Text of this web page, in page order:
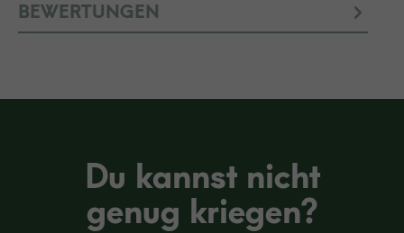
BEWERTUNGEN
Du kannst nicht
genug kriegen?